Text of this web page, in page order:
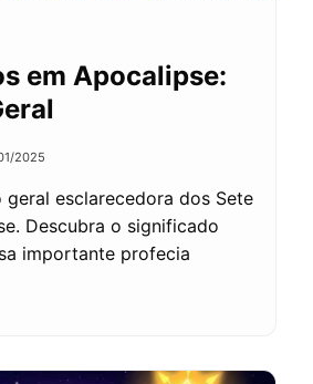
em Apocalipse:
2025
geral esclarecedora dos Sete
Descubra o significado
importante profecia